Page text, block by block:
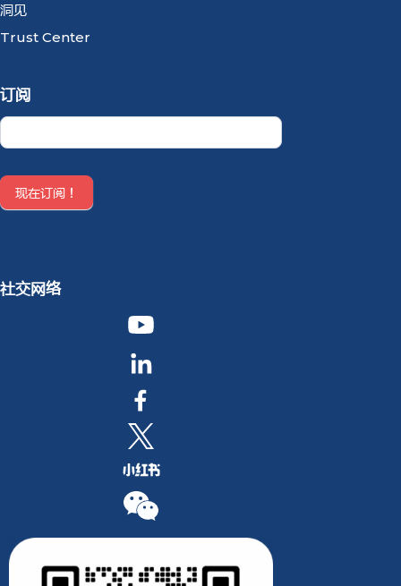
洞见
Trust Center
订阅
Newsletter
CN
现在订阅！
社交网络